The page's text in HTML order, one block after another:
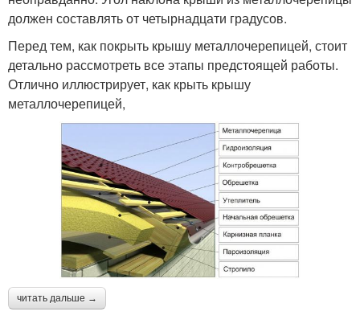
должен составлять от четырнадцати градусов.
Перед тем, как покрыть крышу металлочерепицей, стоит
детально рассмотреть все этапы предстоящей работы.
Отлично иллюстрирует, как крыть крышу
металлочерепицей,
читать дальше →